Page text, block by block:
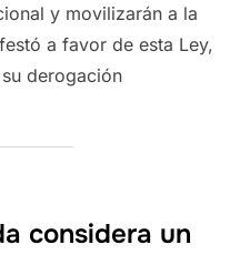
y movilizarán a la
a favor de esta Ley,
derogación
considera un